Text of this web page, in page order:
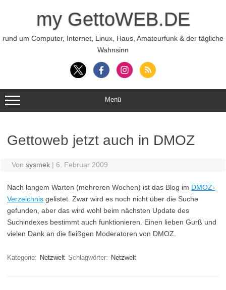
my GettoWEB.DE
rund um Computer, Internet, Linux, Haus, Amateurfunk & der tägliche
Wahnsinn
Menü
Gettoweb jetzt auch in DMOZ
Von sysmek | 6. Februar 2009
Nach langem Warten (mehreren Wochen) ist das Blog im DMOZ-
Verzeichnis gelistet. Zwar wird es noch nicht über die Suche
gefunden, aber das wird wohl beim nächsten Update des
Suchindexes bestimmt auch funktionieren. Einen lieben Gurß und
vielen Dank an die fleißgen Moderatoren von DMOZ.
Kategorie: Netzwelt Schlagwörter: Netzwelt